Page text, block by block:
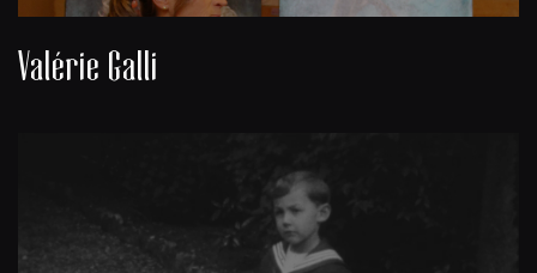
Valérie Galli